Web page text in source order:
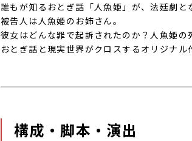
誰もが知るおとぎ話「人魚姫」が、法廷劇と
被告人は人魚姫のお姉さん。
彼女はどんな罪で起訴されたのか？人魚姫の
おとぎ話と現実世界がクロスするオリジナル
構成・脚本・演出